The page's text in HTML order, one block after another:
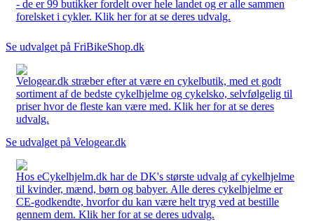
- de er 99 butikker fordelt over hele landet og er alle sammen
forelsket i cykler. Klik her for at se deres udvalg.
Se udvalget på FriBikeShop.dk
Velogear.dk stræber efter at være en cykelbutik, med et godt
sortiment af de bedste cykelhjelme og cykelsko, selvfølgelig til
priser hvor de fleste kan være med. Klik her for at se deres
udvalg.
Se udvalget på Velogear.dk
Hos eCykelhjelm.dk har de DK's største udvalg af cykelhjelme
til kvinder, mænd, børn og babyer. Alle deres cykelhjelme er
CE-godkendte, hvorfor du kan være helt tryg ved at bestille
gennem dem. Klik her for at se deres udvalg.